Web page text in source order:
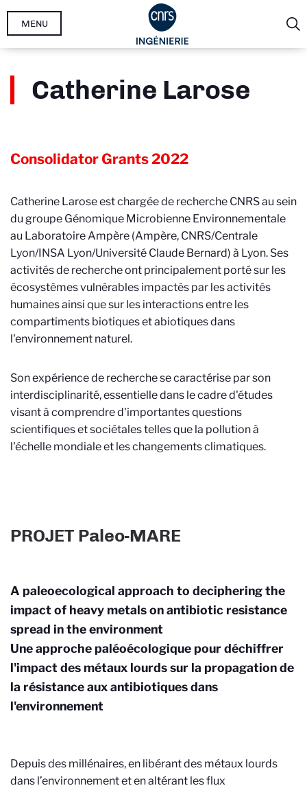
Aller
MENU
Catherine Larose
Consolidator Grants2022
Catherine Larose est chargée de recherche CNRS au sein
du groupe Génomique Microbienne Environnementale
au Laboratoire Ampère (Ampère, CNRS/Centrale
Lyon/INSA Lyon/Université Claude Bernard) à Lyon. Ses
activités de recherche ont principalement porté sur les
écosystèmes vulnérables impactés par les activités
humaines ainsi que sur les interactions entre les
compartiments biotiques et abiotiques dans
l'environnement naturel.
Son expérience de recherche se caractérise par son
interdisciplinarité, essentielle dans le cadre d'études
visant à comprendre d'importantes questions
scientifiques et sociétales telles que la pollution à
l'échelle mondiale et les changements climatiques.
PROJET Paleo-MARE
A paleoecological approach to deciphering the
impact of heavy metals on antibiotic resistance
spread in the environment
Une approche paléoécologique pour déchiffrer
l'impact des métaux lourds sur la propagation de
la résistance aux antibiotiques dans
l'environnement
Depuis des millénaires, en libérant des métaux lourds
dans l’environnement et en altérant les flux